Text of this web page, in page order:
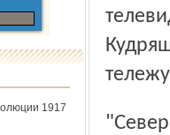
1917
"Северный край" не раз рассказывал читателям о